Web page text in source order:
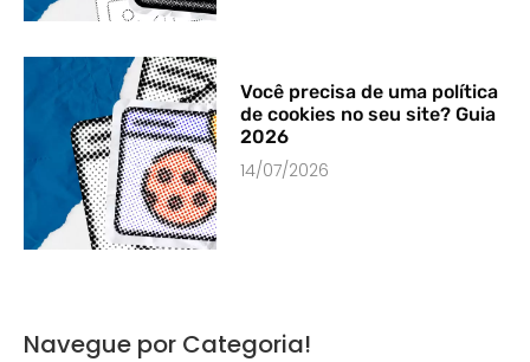
Você precisa de uma política
de cookies no seu site? Guia
2026
14/07/2026
Navegue por Categoria!